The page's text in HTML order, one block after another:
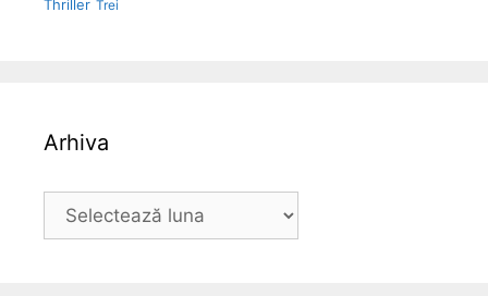
Thriller Trei
Arhiva
Arhiva